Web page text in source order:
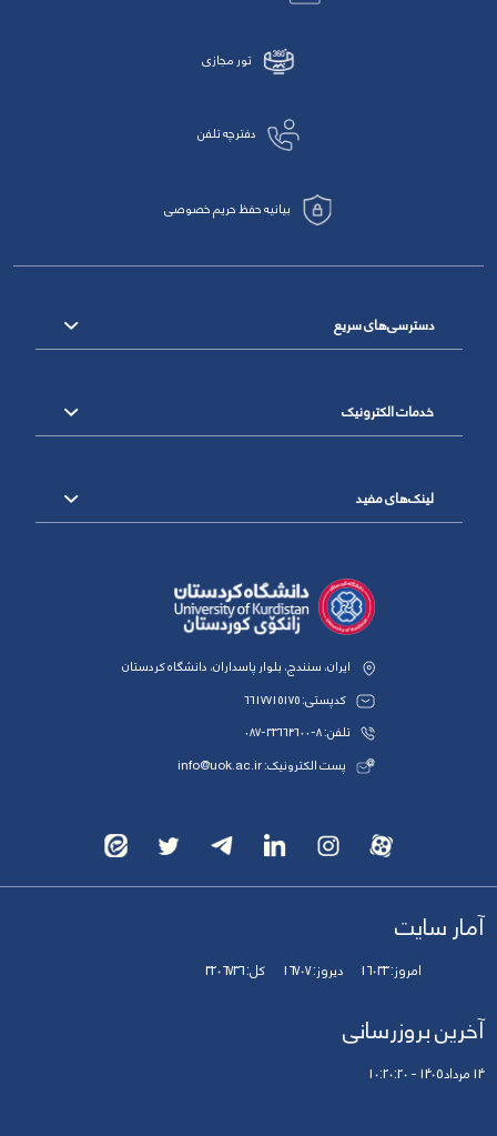
تور مجازی
دفترچه تلفن
بیانیه حفظ حریم خصوصی
دسترسی‌های سریع
خدمات الکترونیک
لینک‌های مفید
ایران، سنندج، بلوار پاسداران، دانشگاه کردستان
کدپستی: 6617715175
تلفن: 8-33664600-087
پست الکترونیک: info@uok.ac.ir
آمار سایت
امروز:16033 دیروز:16707 کل:3206736
آخرین بروزرسانی
14 مرداد 1405 - 10:20:20